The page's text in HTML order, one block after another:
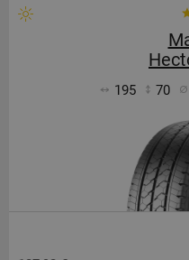
195 70